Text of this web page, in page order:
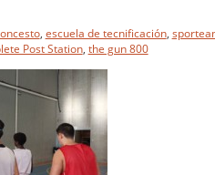
, escuela de tecnificación,
Post Station, the gun 800